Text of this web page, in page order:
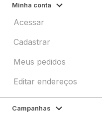
Minha conta
Acessar
Cadastrar
Meus pedidos
Editar endereços
Campanhas